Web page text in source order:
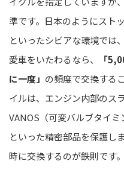
準です。日本のようにスト
といったシビアな環境では
愛車をいたわるなら、
「
に一度」 の頻度で交換する
イルは、エンジン内部のス
VANOS（可変バルブタイ
といった精密部品を保護し
時に交換するのが鉄則です。